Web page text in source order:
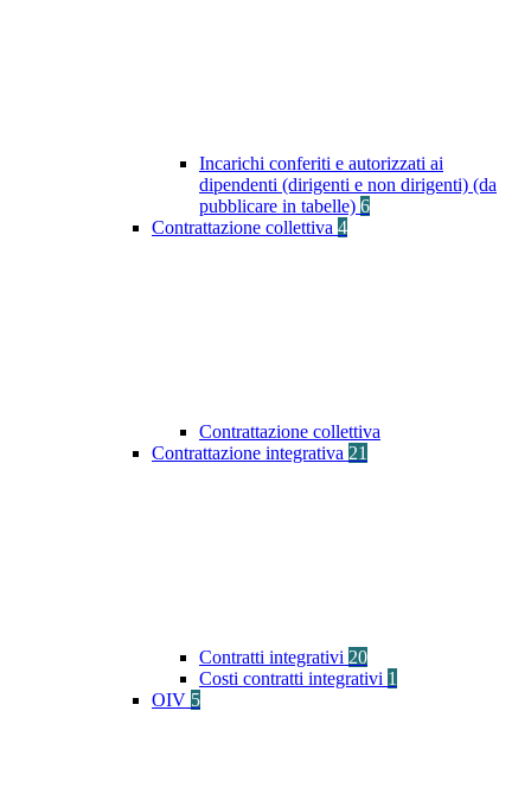
Incarichi conferiti e autorizzati ai
dipendenti (dirigenti e non dirigenti) (da
pubblicare in tabelle) 6
Contrattazione collettiva 4
Contrattazione collettiva
Contrattazione integrativa 21
Contratti integrativi 20
Costi contratti integrativi 1
OIV 5